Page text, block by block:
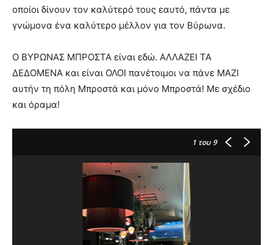
οποίοι δίνουν τον καλύτερό τους εαυτό, πάντα με
γνώμονα ένα καλύτερο μέλλον για τον Βύρωνα.
Ο ΒΥΡΩΝΑΣ ΜΠΡΟΣΤΑ είναι εδώ. ΑΛΛΑΖΕΙ ΤΑ
ΔΕΔΟΜΕΝΑ και είναι ΟΛΟΙ πανέτοιμοι να πάνε ΜΑΖΙ
αυτήν τη πόλη Μπροστά και μόνο Μπροστά! Με σχέδιο
και όραμα!
1 του 9